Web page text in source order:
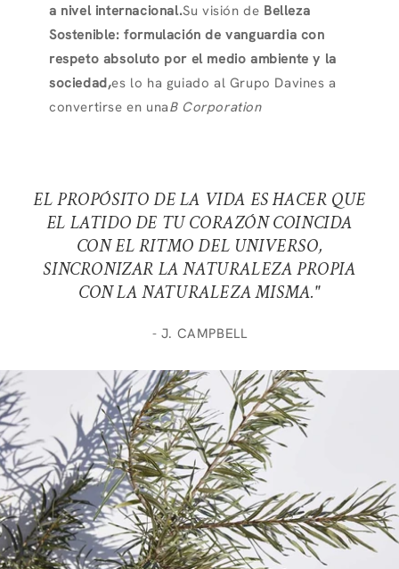
a nivel internacional.Su visión de Belleza
Sostenible: formulación de vanguardia con
respeto absoluto por el medio ambiente y la
sociedad,es lo ha guiado al Grupo Davines a
convertirse en unaB Corporation
EL PROPÓSITO DE LA VIDA ES HACER QUE
EL LATIDO DE TU CORAZÓN COINCIDA
CON EL RITMO DEL UNIVERSO,
SINCRONIZAR LA NATURALEZA PROPIA
CON LA NATURALEZA MISMA."
- J. CAMPBELL